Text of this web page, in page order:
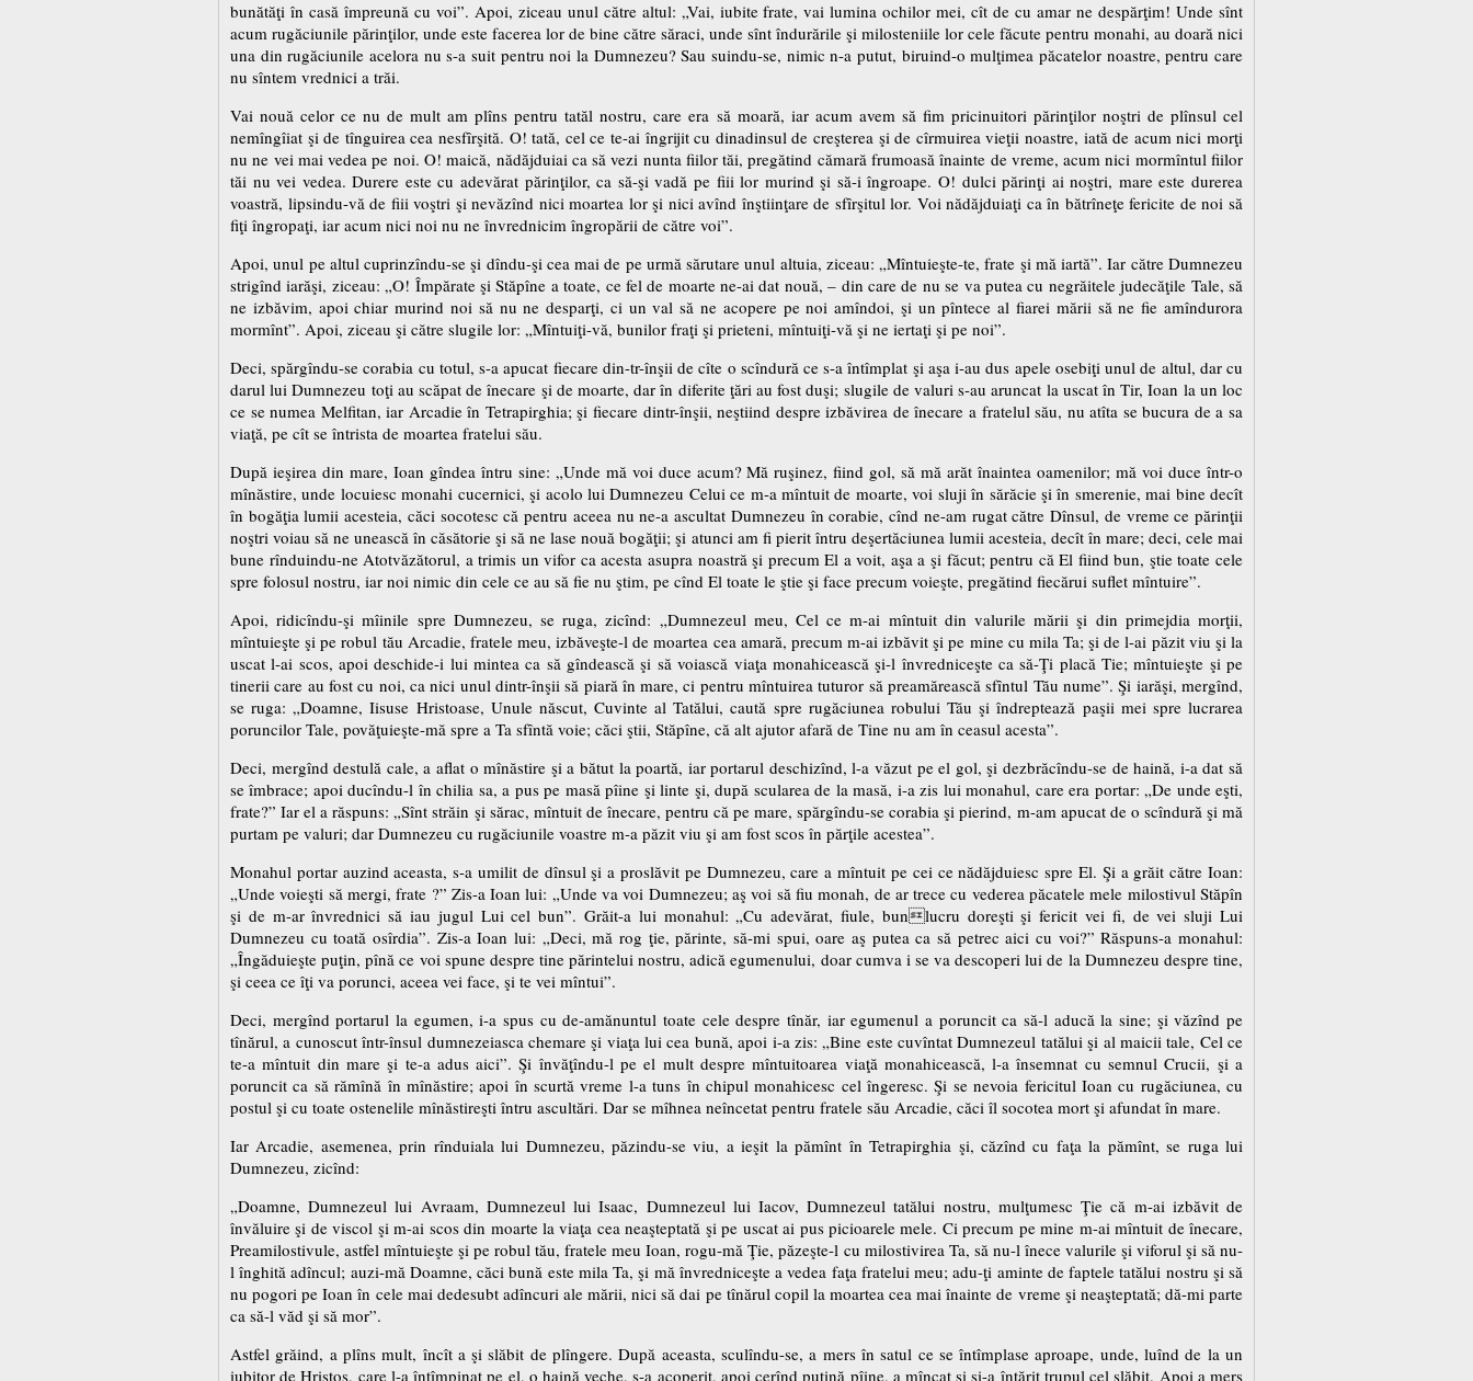
bunătăţi în casă împreună cu voi”. Apoi, ziceau unul către altul: „Vai, iubite frate, vai lumina ochilor mei, cît de cu amar ne despărţim! Unde sînt
acum rugăciunile părinţilor, unde este facerea lor de bine către săraci, unde sînt îndurările şi milosteniile lor cele făcute pentru monahi, au doară nici
una din rugăciunile acelora nu s-a suit pentru noi la Dumnezeu? Sau suindu-se, nimic n-a putut, biruind-o mulţimea păcatelor noastre, pentru care
nu sîntem vrednici a trăi.
Vai nouă celor ce nu de mult am plîns pentru tatăl nostru, care era să moară, iar acum avem să fim pricinuitori părinţilor noştri de plînsul cel
nemîngîiat şi de tînguirea cea nesfîrşită. O! tată, cel ce te-ai îngrijit cu dinadinsul de creşterea şi de cîrmuirea vieţii noastre, iată de acum nici morţi
nu ne vei mai vedea pe noi. O! maică, nădăjduiai ca să vezi nunta fiilor tăi, pregătind cămară frumoasă înainte de vreme, acum nici mormîntul fiilor
tăi nu vei vedea. Durere este cu adevărat părinţilor, ca să-şi vadă pe fiii lor murind şi să-i îngroape. O! dulci părinţi ai noştri, mare este durerea
voastră, lipsindu-vă de fiii voştri şi nevăzînd nici moartea lor şi nici avînd înştiinţare de sfîrşitul lor. Voi nădăjduiaţi ca în bătrîneţe fericite de noi să
fiţi îngropaţi, iar acum nici noi nu ne învrednicim îngropării de către voi”.
Apoi, unul pe altul cuprinzîndu-se şi dîndu-şi cea mai de pe urmă sărutare unul altuia, ziceau: „Mîntuieşte-te, frate şi mă iartă”. Iar către Dumnezeu
strigînd iarăşi, ziceau: „O! Împărate şi Stăpîne a toate, ce fel de moarte ne-ai dat nouă, – din care de nu se va putea cu negrăitele judecăţile Tale, să
ne izbăvim, apoi chiar murind noi să nu ne desparţi, ci un val să ne acopere pe noi amîndoi, şi un pîntece al fiarei mării să ne fie amîndurora
mormînt”. Apoi, ziceau şi către slugile lor: „Mîntuiţi-vă, bunilor fraţi şi prieteni, mîntuiţi-vă şi ne iertaţi şi pe noi”.
Deci, spărgîndu-se corabia cu totul, s-a apucat fiecare din-tr-înşii de cîte o scîndură ce s-a întîmplat şi aşa i-au dus apele osebiţi unul de altul, dar cu
darul lui Dumnezeu toţi au scăpat de înecare şi de moarte, dar în diferite ţări au fost duşi; slugile de valuri s-au aruncat la uscat în Tir, Ioan la un loc
ce se numea Melfitan, iar Arcadie în Tetrapirghia; şi fiecare dintr-înşii, neştiind despre izbăvirea de înecare a fratelul său, nu atîta se bucura de a sa
viaţă, pe cît se întrista de moartea fratelui său.
După ieşirea din mare, Ioan gîndea întru sine: „Unde mă voi duce acum? Mă ruşinez, fiind gol, să mă arăt înaintea oamenilor; mă voi duce într-o
mînăstire, unde locuiesc monahi cucernici, şi acolo lui Dumnezeu Celui ce m-a mîntuit de moarte, voi sluji în sărăcie şi în smerenie, mai bine decît
în bogăţia lumii acesteia, căci socotesc că pentru aceea nu ne-a ascultat Dumnezeu în corabie, cînd ne-am rugat către Dînsul, de vreme ce părinţii
noştri voiau să ne unească în căsătorie şi să ne lase nouă bogăţii; şi atunci am fi pierit întru deşertăciunea lumii acesteia, decît în mare; deci, cele mai
bune rînduindu-ne Atotvăzătorul, a trimis un vifor ca acesta asupra noastră şi precum El a voit, aşa a şi făcut; pentru că El fiind bun, ştie toate cele
spre folosul nostru, iar noi nimic din cele ce au să fie nu ştim, pe cînd El toate le ştie şi face precum voieşte, pregătind fiecărui suflet mîntuire”.
Apoi, ridicîndu-şi mîinile spre Dumnezeu, se ruga, zicînd: „Dumnezeul meu, Cel ce m-ai mîntuit din valurile mării şi din primejdia morţii,
mîntuieşte şi pe robul tău Arcadie, fratele meu, izbăveşte-l de moartea cea amară, precum m-ai izbăvit şi pe mine cu mila Ta; şi de l-ai păzit viu şi la
uscat l-ai scos, apoi deschide-i lui mintea ca să gîndească şi să voiască viaţa monahicească şi-l învredniceşte ca să-Ţi placă Tie; mîntuieşte şi pe
tinerii care au fost cu noi, ca nici unul dintr-înşii să piară în mare, ci pentru mîntuirea tuturor să preamărească sfîntul Tău nume”. Şi iarăşi, mergînd,
se ruga: „Doamne, Iisuse Hristoase, Unule născut, Cuvinte al Tatălui, caută spre rugăciunea robului Tău şi îndreptează paşii mei spre lucrarea
poruncilor Tale, povăţuieşte-mă spre a Ta sfîntă voie; căci ştii, Stăpîne, că alt ajutor afară de Tine nu am în ceasul acesta”.
Deci, mergînd destulă cale, a aflat o mînăstire şi a bătut la poartă, iar portarul deschizînd, l-a văzut pe el gol, şi dezbrăcîndu-se de haină, i-a dat să
se îmbrace; apoi ducîndu-l în chilia sa, a pus pe masă pîine şi linte şi, după scularea de la masă, i-a zis lui monahul, care era portar: „De unde eşti,
frate?” Iar el a răspuns: „Sînt străin şi sărac, mîntuit de înecare, pentru că pe mare, spărgîndu-se corabia şi pierind, m-am apucat de o scîndură şi mă
purtam pe valuri; dar Dumnezeu cu rugăciunile voastre m-a păzit viu şi am fost scos în părţile acestea”.
Monahul portar auzind aceasta, s-a umilit de dînsul şi a proslăvit pe Dumnezeu, care a mîntuit pe cei ce nădăjduiesc spre El. Şi a grăit către Ioan:
„Unde voieşti să mergi, frate ?” Zis-a Ioan lui: „Unde va voi Dumnezeu; aş voi să fiu monah, de ar trece cu vederea păcatele mele milostivul Stăpîn
şi de m-ar învrednici să iau jugul Lui cel bun”. Grăit-a lui monahul: „Cu adevărat, fiule, bunlucru doreşti şi fericit vei fi, de vei sluji Lui
Dumnezeu cu toată osîrdia”. Zis-a Ioan lui: „Deci, mă rog ţie, părinte, să-mi spui, oare aş putea ca să petrec aici cu voi?” Răspuns-a monahul:
„Îngăduieşte puţin, pînă ce voi spune despre tine părintelui nostru, adică egumenului, doar cumva i se va descoperi lui de la Dumnezeu despre tine,
şi ceea ce îţi va porunci, aceea vei face, şi te vei mîntui”.
Deci, mergînd portarul la egumen, i-a spus cu de-amănuntul toate cele despre tînăr, iar egumenul a poruncit ca să-l aducă la sine; şi văzînd pe
tînărul, a cunoscut într-însul dumnezeiasca chemare şi viaţa lui cea bună, apoi i-a zis: „Bine este cuvîntat Dumnezeul tatălui şi al maicii tale, Cel ce
te-a mîntuit din mare şi te-a adus aici”. Şi învăţîndu-l pe el mult despre mîntuitoarea viaţă monahicească, l-a însemnat cu semnul Crucii, şi a
poruncit ca să rămînă în mînăstire; apoi în scurtă vreme l-a tuns în chipul monahicesc cel îngeresc. Şi se nevoia fericitul Ioan cu rugăciunea, cu
postul şi cu toate ostenelile mînăstireşti întru ascultări. Dar se mîhnea neîncetat pentru fratele său Arcadie, căci îl socotea mort şi afundat în mare.
Iar Arcadie, asemenea, prin rînduiala lui Dumnezeu, păzindu-se viu, a ieşit la pămînt în Tetrapirghia şi, căzînd cu faţa la pămînt, se ruga lui
Dumnezeu, zicînd:
„Doamne, Dumnezeul lui Avraam, Dumnezeul lui Isaac, Dumnezeul lui Iacov, Dumnezeul tatălui nostru, mulţumesc Ţie că m-ai izbăvit de
învăluire şi de viscol şi m-ai scos din moarte la viaţa cea neaşteptată şi pe uscat ai pus picioarele mele. Ci precum pe mine m-ai mîntuit de înecare,
Preamilostivule, astfel mîntuieşte şi pe robul tău, fratele meu Ioan, rogu-mă Ţie, păzeşte-l cu milostivirea Ta, să nu-l înece valurile şi viforul şi să nu-
l înghită adîncul; auzi-mă Doamne, căci bună este mila Ta, şi mă învredniceşte a vedea faţa fratelui meu; adu-ţi aminte de faptele tatălui nostru şi să
nu pogori pe Ioan în cele mai dedesubt adîncuri ale mării, nici să dai pe tînărul copil la moartea cea mai înainte de vreme şi neaşteptată; dă-mi parte
ca să-l văd şi să mor”.
Astfel grăind, a plîns mult, încît a şi slăbit de plîngere. După aceasta, sculîndu-se, a mers în satul ce se întîmplase aproape, unde, luînd de la un
iubitor de Hristos, care l-a întîmpinat pe el, o haină veche, s-a acoperit, apoi cerînd puţină pîine, a mîncat şi şi-a întărit trupul cel slăbit. Apoi a mers